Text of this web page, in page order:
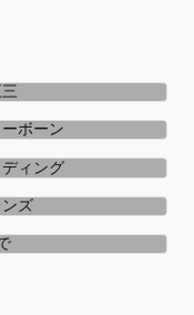
七五三
ニューボーン
ウェディング
フレンズ